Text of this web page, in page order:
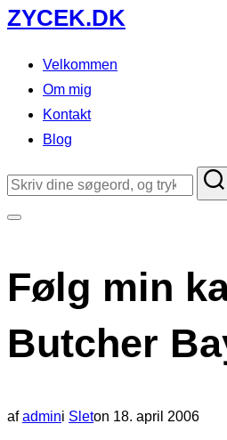
Videre
til
indhold
ZYCEK.DK
Velkommen
Om mig
Kontakt
Blog
Søg
i
sidekolonne
til/fra
Følg min
Butcher
afadmini Sleton Udgivet
18. april 2006